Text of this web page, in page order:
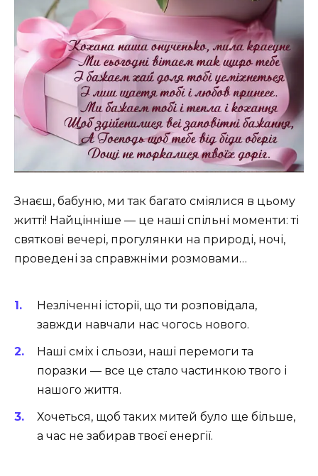
Знаєш, бабуню, ми так багато сміялися в цьому
житті! Найцінніше — це наші спільні моменти: ті
святкові вечері, прогулянки на природі, ночі,
проведені за справжніми розмовами…
Незліченні історії, що ти розповідала,
завжди навчали нас чогось нового.
Наші сміх і сльози, наші перемоги та
поразки — все це стало частинкою твого і
нашого життя.
Хочеться, щоб таких митей було ще більше,
а час не забирав твоєї енергії.